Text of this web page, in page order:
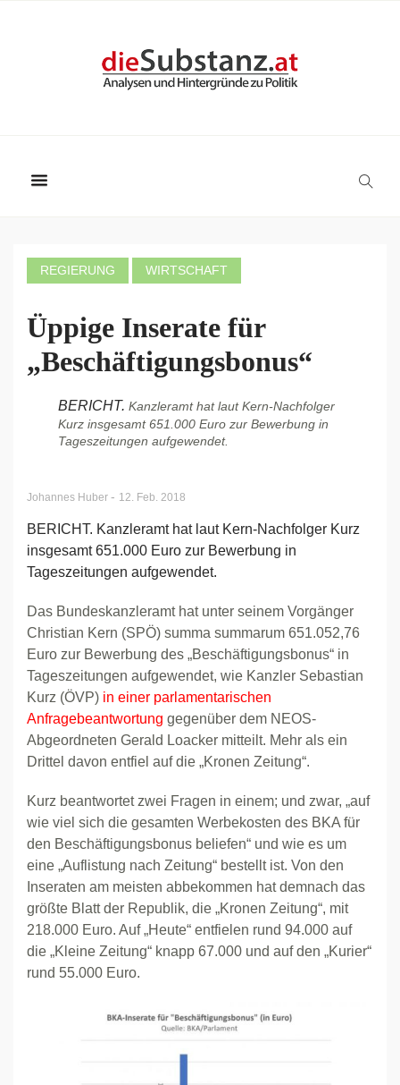
REGIERUNG WIRTSCHAFT
Üppige Inserate für
„Beschäftigungsbonus“
BERICHT. Kanzleramt hat laut Kern-Nachfolger
Kurz insgesamt 651.000 Euro zur Bewerbung in
Tageszeitungen aufgewendet.
Johannes Huber - 12. Feb. 2018
BERICHT. Kanzleramt hat laut Kern-Nachfolger Kurz
insgesamt 651.000 Euro zur Bewerbung in
Tageszeitungen aufgewendet.
Das Bundeskanzleramt hat unter seinem Vorgänger
Christian Kern (SPÖ) summa summarum 651.052,76
Euro zur Bewerbung des „Beschäftigungsbonus“ in
Tageszeitungen aufgewendet, wie Kanzler Sebastian
Kurz (ÖVP) in einer parlamentarischen
Anfragebeantwortung gegenüber dem NEOS-
Abgeordneten Gerald Loacker mitteilt. Mehr als ein
Drittel davon entfiel auf die „Kronen Zeitung“.
Kurz beantwortet zwei Fragen in einem; und zwar, „auf
wie viel sich die gesamten Werbekosten des BKA für
den Beschäftigungsbonus beliefen“ und wie es um
eine „Auflistung nach Zeitung“ bestellt ist. Von den
Inseraten am meisten abbekommen hat demnach das
größte Blatt der Republik, die „Kronen Zeitung“, mit
218.000 Euro. Auf „Heute“ entfielen rund 94.000 auf
die „Kleine Zeitung“ knapp 67.000 und auf den „Kurier“
rund 55.000 Euro.